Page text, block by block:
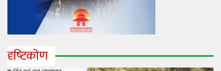
दृष्‍टिकोण